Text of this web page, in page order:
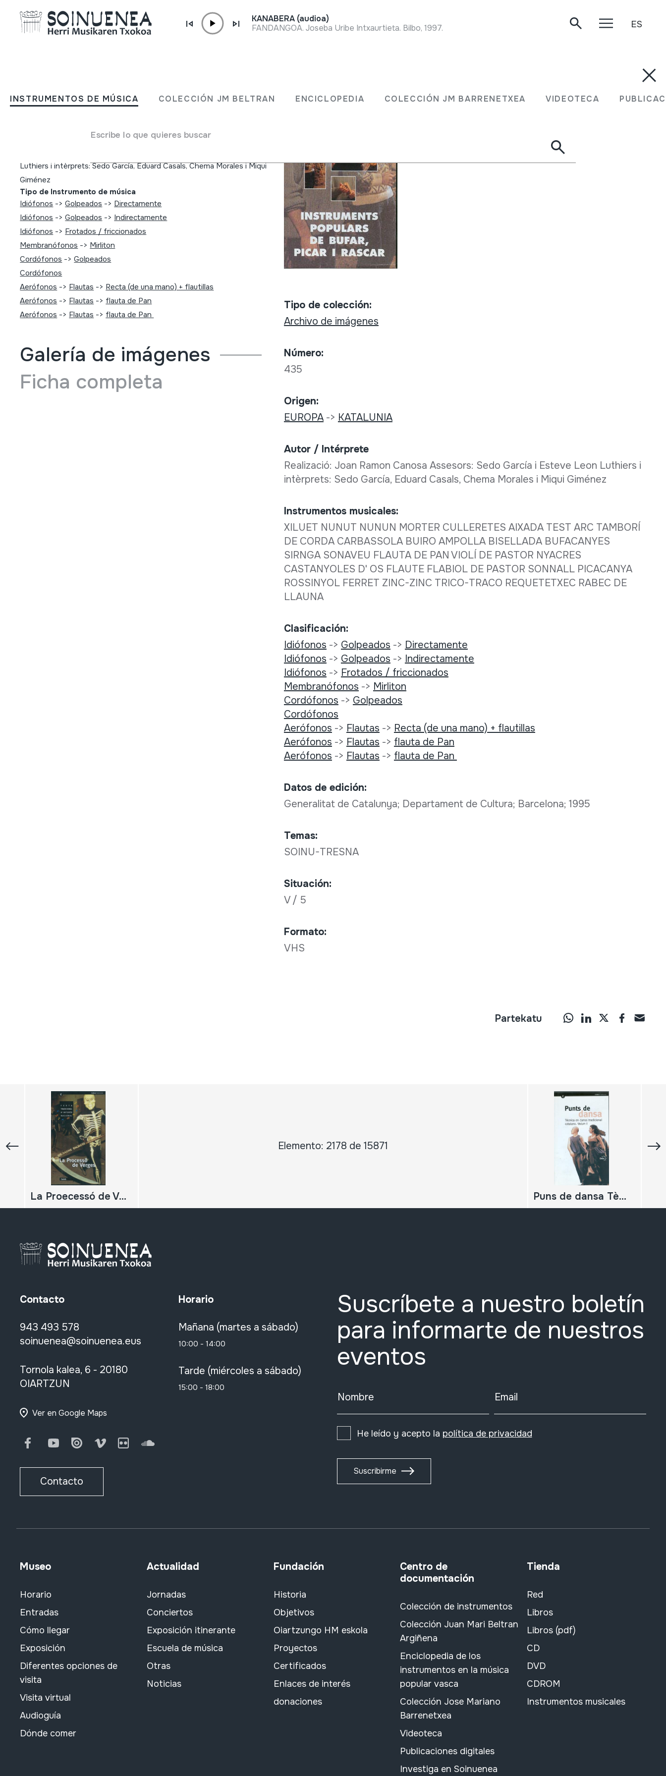
INSTRUMENTOS DE MÚSICA COLECCIÓN JM BELTRAN ENCICLOPEDIA COLECCIÓN JM BARRENETXEA VIDEOTECA
Escribe lo que quieres buscar
KANABERA (audioa)
FANDANGOA. Joseba Uribe Intxaurtieta. Bilbo, 1997.
ES
Instruments populars de bufar,
Luthiers i intèrprets: Sedo García, Eduard Casals, Chema Morales i Miqui
Giménez
Tipo de Instrumento de música
Idiófonos ->Golpeados -> Directamente
Idiófonos ->Golpeados -> Indirectamente
Idiófonos -> Frotados / friccionados
Membranófonos -> Mirliton
Cordófonos ->Golpeados
Cordófonos
Aerófonos -> Flautas -> Recta (de una mano) + flautillas
Aerófonos -> Flautas -> flauta de Pan
Aerófonos -> Flautas -> flauta de Pan
Galería de imágenes
Ficha completa
Tipo de colección:
Archivo de imágenes
Número:
435
Origen:
EUROPA-> KATALUNIA
Autor / Intérprete
Realizació: Joan Ramon Canosa Assesors: Sedo García i Esteve Leon Luthiers i
intèrprets: Sedo García, Eduard Casals, Chema Morales i Miqui Giménez
Instrumentos musicales:
XILUET NUNUT NUNUN MORTER CULLERETES AIXADA TEST ARC TAMBORÍ
DE CORDA CARBASSOLA BUIRO AMPOLLA BISELLADA BUFACANYES
SIRNGA SONAVEU FLAUTA DE PAN VIOLÍ DE PASTOR NYACRES
CASTANYOLES D' OS FLAUTE FLABIOL DE PASTOR SONNALL PICACANYA
ROSSINYOL FERRET ZINC-ZINC TRICO-TRACO REQUETETXEC RABEC DE
LLAUNA
Clasificación:
Idiófonos -> Golpeados -> Directamente
Idiófonos -> Golpeados -> Indirectamente
Idiófonos -> Frotados / friccionados
Membranófonos -> Mirliton
Cordófonos -> Golpeados
Cordófonos
Aerófonos -> Flautas -> Recta (de una mano) + flautillas
Aerófonos -> Flautas -> flauta de Pan
Aerófonos -> Flautas -> flauta de Pan
Datos de edición:
Generalitat de Catalunya; Departament de Cultura; Barcelona; 1995
Temas:
SOINU-TRESNA
Situación:
V / 5
Formato:
VHS
Partekatu
Elemento: 2178 de 15871
La Proecessó de Verges Festes a Catalunya Puns de dansa Tècnica en dansa tradicional catalana. Volum I
Contacto
943 493 578
soinuenea@soinuenea.eus
Tornola kalea, 6 - 20180
OIARTZUN
Ver en Google Maps
FacebookYoutubeIssuu Vimeo FlickrSoundCloud
Contacto
Horario
Mañana (martes a sábado)
10:00 - 14:00
Tarde (miércoles a sábado)
15:00 - 18:00
Suscríbete a nuestro boletín
para informarte de nuestros
eventos
Nombre Email
He leído y acepto la política de privacidad
Suscribirme
Museo
Horario
Entradas
Cómo llegar
Exposición
Diferentes opciones de
visita
Visita virtual
Audioguía
Dónde comer
Actualidad
Jornadas
Conciertos
Exposición itinerante
Escuela de música
Otras
Noticias
Fundación
Historia
Objetivos
Oiartzungo HM eskola
Proyectos
Certificados
Enlaces de interés
donaciones
Centro de
documentación
Colección de instrumentos
Colección Juan Mari Beltran
Argiñena
Enciclopedia de los
instrumentos en la música
popular vasca
Colección Jose Mariano
Barrenetxea
Videoteca
Publicaciones digitales
Investiga en Soinuenea
Tienda
Red
Libros
Libros (pdf)
CD
DVD
CDROM
Instrumentos musicales